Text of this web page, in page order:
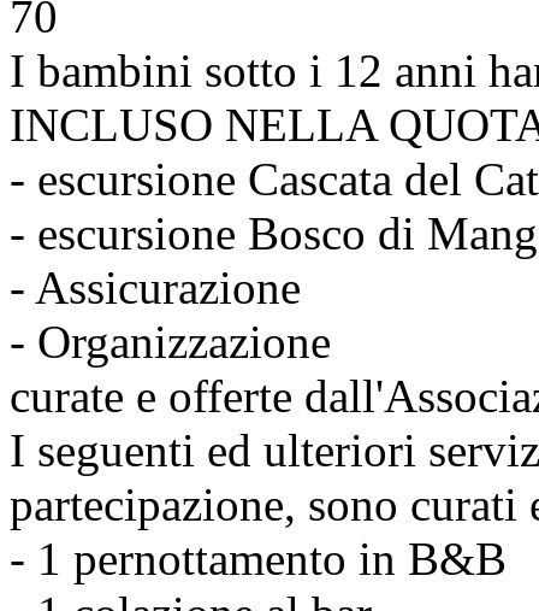
70
I bambini sotto i 12 anni
INCLUSO NELLA
- escursione Cascata del
- escursione Bosco di
- Assicurazione
- Organizzazione
curate e offerte
I seguenti ed ulteriori
partecipazione, sono
- 1 pernottamento in B&B